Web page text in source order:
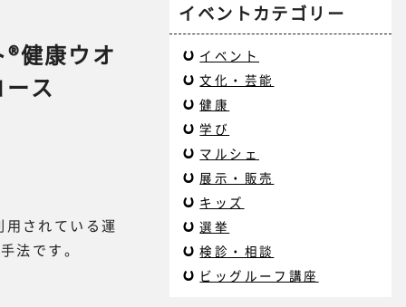
健康ウオ
ス
されている運
法です。
イベントカテゴリー
イベント
文化・芸能
健康
学び
マルシェ
展示・販売
キッズ
選挙
検診・相談
ビッグルーフ講座